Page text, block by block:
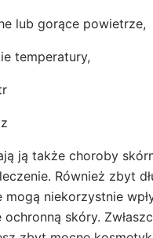
lub gorące powietrze,
temperatury,
ją także choroby
Również zbyt
mogą niekorzystnie
ochronną skóry.